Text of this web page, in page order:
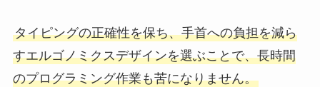
タイピングの正確性を保ち、手首への負担を減ら
すエルゴノミクスデザインを選ぶことで、長時間
のプログラミング作業も苦になりません。